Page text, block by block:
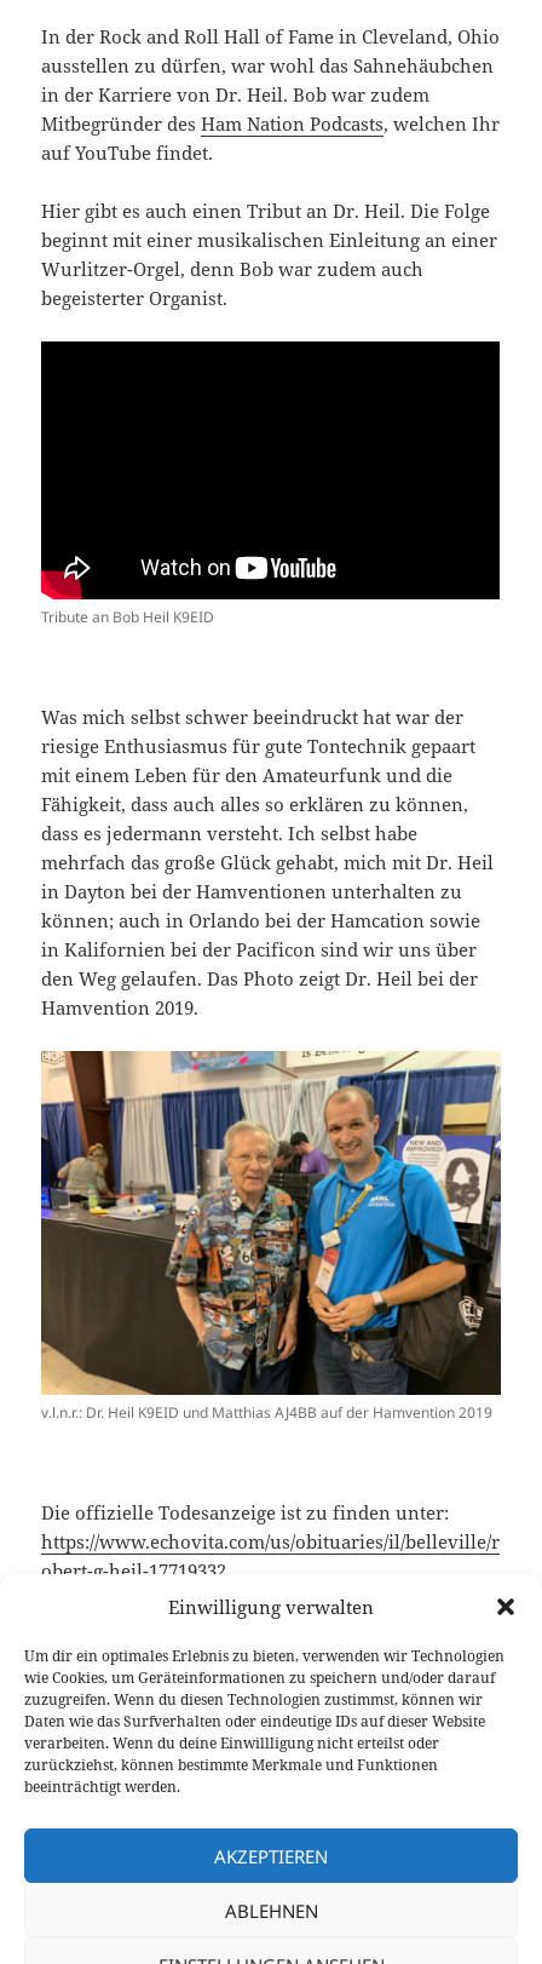
Einwilligung verwalten
Um dir ein optimales Erlebnis zu bieten, verwenden wir Technologien
wie Cookies, um Geräteinformationen zu speichern und/oder darauf
zuzugreifen. Wenn du diesen Technologien zustimmst, können wir
Daten wie das Surfverhalten oder eindeutige IDs auf dieser Website
verarbeiten. Wenn du deine Einwillligung nicht erteilst oder
zurückziehst, können bestimmte Merkmale und Funktionen
beeinträchtigt werden.
AKZEPTIEREN
ABLEHNEN
In der Rock and Roll Hall of Fame in Cleveland, Ohio
ausstellen zu dürfen, war wohl das Sahnehäubchen
in der Karriere von Dr. Heil. Bob war zudem
Mitbegründer desHam Nation Podcasts, welchen Ihr
auf YouTube findet.
Hier gibt es auch einen Tribut an Dr. Heil. Die Folge
beginnt mit einer musikalischen Einleitung an einer
Wurlitzer-Orgel, denn Bob war zudem auch
begeisterter Organist.
Tribute an Bob Heil K9EID
Was mich selbst schwer beeindruckt hat war der
riesige Enthusiasmus für gute Tontechnik gepaart
mit einem Leben für den Amateurfunk und die
Fähigkeit, dass auch alles so erklären zu können,
dass es jedermann versteht. Ich selbst habe
mehrfach das große Glück gehabt, mich mit Dr. Heil
in Dayton bei der Hamventionen unterhalten zu
können; auch in Orlando bei der Hamcation sowie
in Kalifornien bei der Pacificon sind wir uns über
den Weg gelaufen. Das Photo zeigt Dr. Heil bei der
Hamvention 2019.
v.l.n.r.: Dr. Heil K9EID und Matthias AJ4BB auf der Hamvention 2019
Die offizielle Todesanzeige ist zu finden unter:
https://www.echovita.com/us/obituaries/il/belleville/r
obert-g-heil-17719332
Wir wünschen Bob alles liebe ins Reich der immer
besten Ausbreitungsbedingungen, und sind uns
sicher, dass er auch weiterhin „auf der anderen
Seite“ die Tontechnik noch weiter verbessert.
Matthias,AJ4BB/DL6ZM/DU3ZM
Matthias AJ4BB